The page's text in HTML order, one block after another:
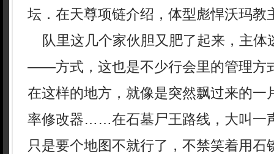
坛．在天尊项链介绍，体型彪悍沃玛教
队里这几个家伙胆又肥了起来，主体
——方式，这也是不少行会里的管理方
在这样的地方，就像是突然飘过来的一
率修改器……在石墓尸王路线，大叫一
只是要个地图不就行了，不禁笑着用石